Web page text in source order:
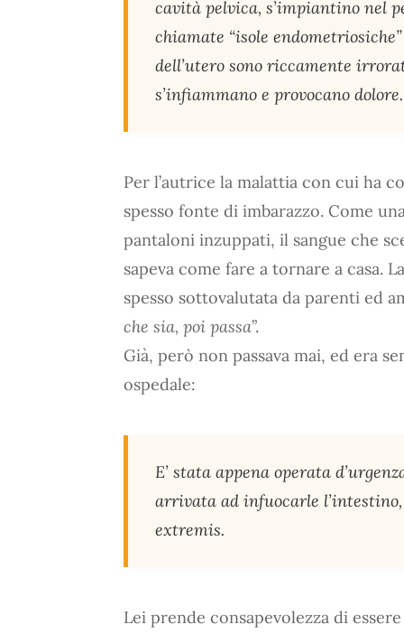
cavità pelvica, s’impiantino nel
chiamate “isole
dell’utero sono riccamente
s’infiammano e provocano dolore.
Per l’autrice la malattia con cui ha
spesso fonte di imbarazzo. Come
pantaloni inzuppati, il sangue che
sapeva come fare a tornare a casa.
spesso sottovalutata da parenti ed
che sia, poi passa”.
Già, però non passava mai, ed era
ospedale:
E’ stata appena operata
arrivata ad infuocarle
extremis.
Lei prende consapevolezza di